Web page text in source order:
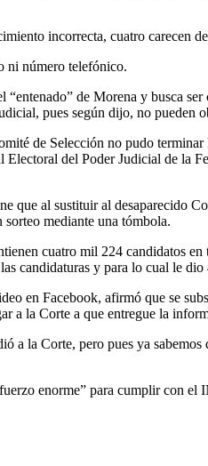
incorrecta, cuatro carecen
ni número telefónico.
de Morena y busca
pues según dijo, no pueden
de Selección no pudo
del Poder Judicial de la
que al sustituir al desaparecido
sorteo mediante una tómbola.
cuatro mil 224 candidatos
candidaturas y para lo cual le
en Facebook, afirmó que se
a la Corte a que entregue la
la Corte, pero pues ya
enorme” para cumplir con el